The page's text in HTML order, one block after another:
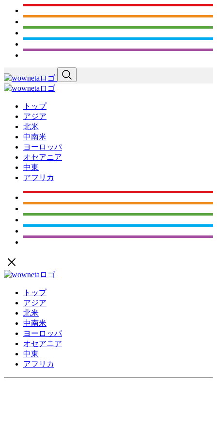
トップ
アジア
北米
中南米
ヨーロッパ
オセアニア
中東
アフリカ
トップ
アジア
北米
中南米
ヨーロッパ
オセアニア
中東
アフリカ